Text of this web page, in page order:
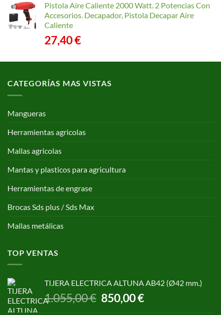
Pistola Aire Caliente 2000 Watt. 2 Potencias Con
Accesorios. Decapador, Pistola Decapar Aire
Caliente
27,40€
CATEGORÍAS MAS VISTAS
Mangueras
Herramientas agricolas
Mallas agricolas
Mantas y plasticos para agricultura
Herramientas de engrase
Brocas Sds plus / Sds Max
Mallas metálicas
TOP VENTAS
TIJERA ELECTRICA ALTUNA AB42 (Ø42 mm.)
1.055,00€ El
precio
850,00€El